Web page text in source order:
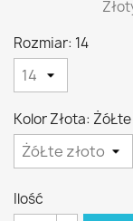
Rozmiar: 14
Kolor Złota:
Ilość